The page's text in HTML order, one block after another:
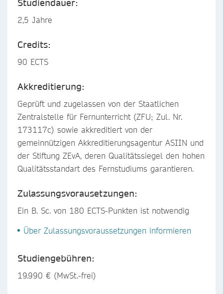
Studiendauer:
2,5 Jahre
Credits:
90 ECTS
Akkreditierung:
Geprüft und zugelassen von der Staatlichen
Zentralstelle für Fernunterricht (ZFU; Zul. Nr.
173117c) sowie akkreditiert von der
gemeinnützigen Akkreditierungsagentur ASIIN und
der Stiftung ZEvA, deren Qualitätssiegel den hohen
Qualitätsstandart des Fernstudiums garantieren.
Zulassungsvorausetzungen:
Ein B. Sc. von 180 ECTS-Punkten ist notwendig
Über Zulassungsvoraussetzungen informieren
Studiengebühren:
19.990 € (MwSt.-frei)